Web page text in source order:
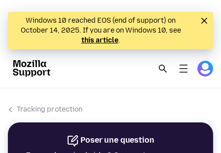
Windows 10 reached EOS (end of support) on
October 14, 2025. If you are on Windows 10, see
this article.
Tracking protection
Poser une question